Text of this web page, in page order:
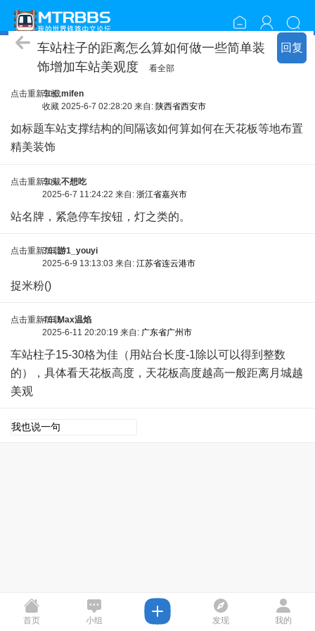
回复
随便聊聊
车站柱子的距离怎么算如何做一些简单装
饰增加车站美观度
看全部
点击重新加载
车长 mifen
收藏 2025-6-7 02:28:20 来自: 陕西省西安市
如标题车站支撑结构的间隔该如何算如何在天花板等地布置
精美装饰
点击重新加载
车头 不想吃
2025-6-7 11:24:22 来自: 浙江省嘉兴市
站名牌，紧急停车按钮，灯之类的。
点击重新加载
3车 游1_youyi
2025-6-9 13:13:03 来自: 江苏省连云港市
捉米粉()
点击重新加载
4车 Max温焰
2025-6-11 20:20:19 来自: 广东省广州市
车站柱子15-30格为佳（用站台长度-1除以可以得到整数
的），具体看天花板高度，天花板高度越高一般距离月城越
美观
点击重新加载
首页 小组 发现 我的